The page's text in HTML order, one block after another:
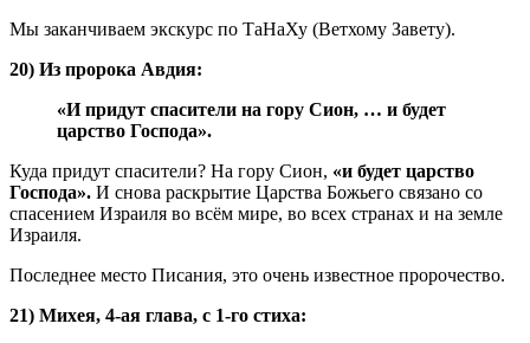
Мы заканчиваем экскурс по ТаНаХу (Ветхому Завету).
20) Из пророка Авдия:
«И придут спасители на гору Сион, … и будет
царство Господа».
Куда придут спасители? На гору Сион, «и будет царство
Господа». И снова раскрытие Царства Божьего связано со
спасением Израиля во всём мире, во всех странах и на земле
Израиля.
Последнее место Писания, это очень известное пророчество.
21) Михея, 4-ая глава, с 1-го стиха: